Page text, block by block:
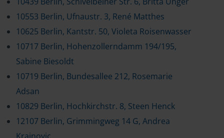
10553 Berlin, Ufnaustr. 3, René Matthes
10625 Berlin, Kantstr. 50, Violeta Roisenwasser
10717 Berlin, Hohenzollerndamm 194/195,
Sabine Biesoldt
10719 Berlin, Bundesallee 212, Rosemarie
Adsan
10829 Berlin, Hochkirchstr. 8, Steen Henck
12107 Berlin, Grimmingweg 14 G, Andrea